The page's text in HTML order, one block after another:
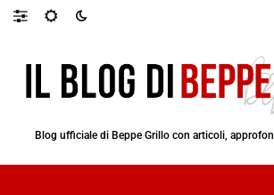
Blog ufficiale di Beppe Grillo con articoli,